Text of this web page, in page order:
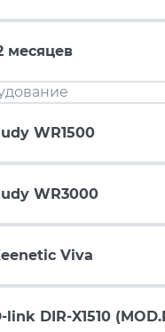
месяцев
WR1500
WR3000
Viva
link DIR-X1510